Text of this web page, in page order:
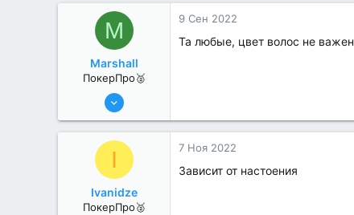
1
M
Marshall
ПокерПро🥈
17 Авг 2022
0
9 Сен 2022
Та любые, цвет волос не важен
I
Ivanidze
ПокерПро🥈
7 Ноя 2022
Зависит от настоения